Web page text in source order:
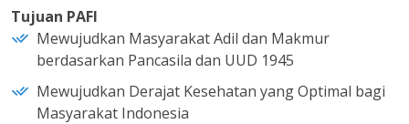
Tujuan PAFI
Mewujudkan Masyarakat Adil dan Makmur
berdasarkan Pancasila dan UUD 1945
Mewujudkan Derajat Kesehatan yang Optimal bagi
Masyarakat Indonesia